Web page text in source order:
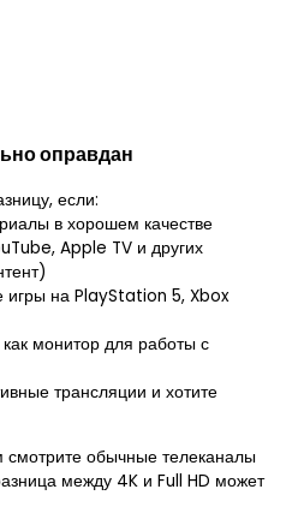
оправдан
если:
в хорошем качестве
Apple TV и других
игры на PlayStation 5, Xbox
монитор для работы с
трансляции и хотите
смотрите обычные телеканалы
между 4K и Full HD может